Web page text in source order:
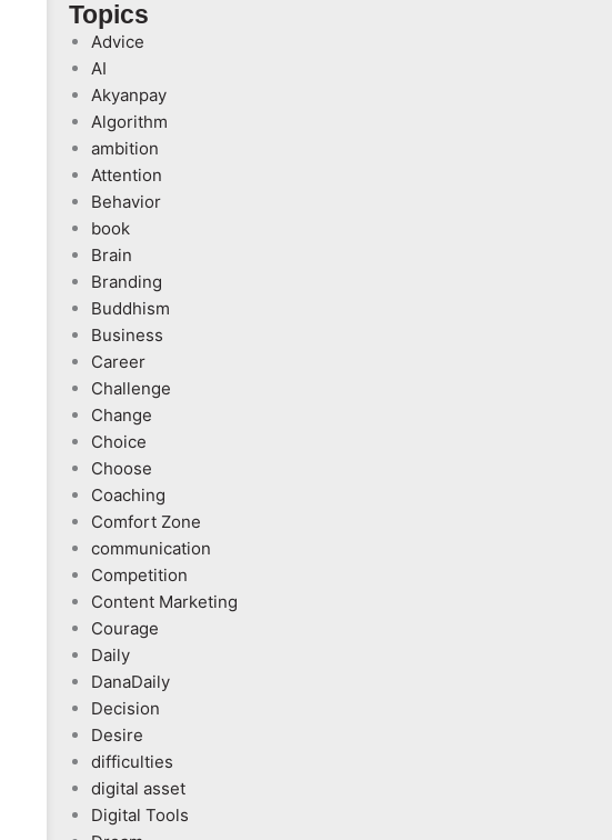
Topics
Advice
AI
Akyanpay
Algorithm
ambition
Attention
Behavior
book
Brain
Branding
Buddhism
Business
Career
Challenge
Change
Choice
Choose
Coaching
Comfort Zone
communication
Competition
Content Marketing
Courage
Daily
DanaDaily
Decision
Desire
difficulties
digital asset
Digital Tools